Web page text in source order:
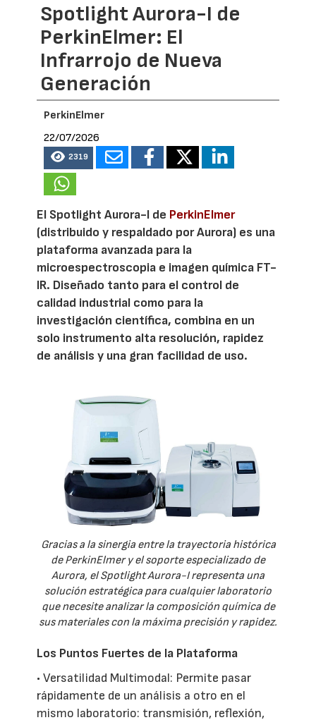
Spotlight Aurora-I de
PerkinElmer: El
Infrarrojo de Nueva
Generación
PerkinElmer
22/07/2026
2319
El Spotlight Aurora-I de PerkinElmer
(distribuido y respaldado por Aurora) es una
plataforma avanzada para la
microespectroscopia e imagen química FT-
IR. Diseñado tanto para el control de
calidad industrial como para la
investigación científica, combina en un
solo instrumento alta resolución, rapidez
de análisis y una gran facilidad de uso.
Gracias a la sinergia entre la trayectoria histórica
de PerkinElmer y el soporte especializado de
Aurora, el Spotlight Aurora-I representa una
solución estratégica para cualquier laboratorio
que necesite analizar la composición química de
sus materiales con la máxima precisión y rapidez.
Los Puntos Fuertes de la Plataforma
• Versatilidad Multimodal: Permite pasar
rápidamente de un análisis a otro en el
mismo laboratorio: transmisión, reflexión,